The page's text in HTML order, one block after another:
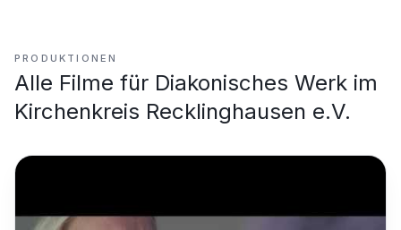
PRODUKTIONEN
Alle Filme für Diakonisches Werk im
Kirchenkreis Recklinghausen e.V.